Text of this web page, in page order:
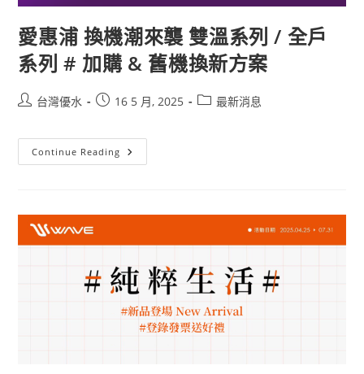
愛惠浦 換機潮來襲 雙溫系列 / 全戶
系列 # 加購 & 舊機換新方案
台灣優水 16 5 月, 2025 最新消息
Continue Reading